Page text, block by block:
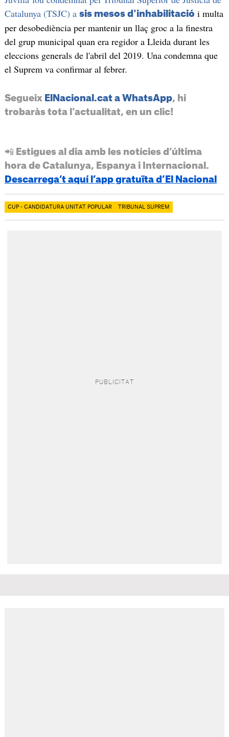
Catalunya (TSJC) a sis mesos d'inhabilitació i multa
per desobediència per mantenir un llaç groc a la finestra
del grup municipal quan era regidor a Lleida durant les
eleccions generals de l'abril del 2019. Una condemna que
el Suprem va confirmar al febrer.
Segueix ElNacional.cat a WhatsApp, hi
trobaràs tota l'actualitat, en un clic!
📲 Estigues al dia amb les notícies d’última
hora de Catalunya, Espanya i Internacional.
Descarrega’t aquí l’app gratuïta d’El Nacional
CUP - CANDIDATURA UNITAT POPULAR TRIBUNAL SUPREM